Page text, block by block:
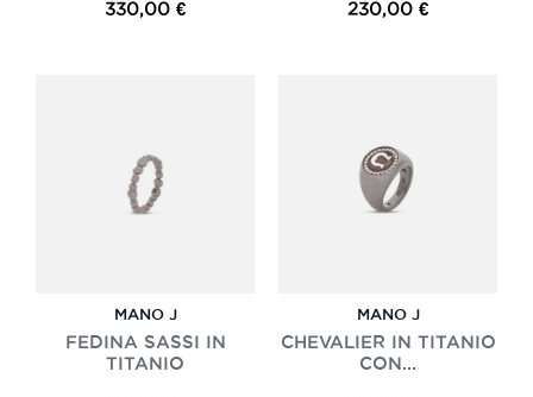
330,00 € 230,00 €
MANO J
FEDINA SASSI IN
TITANIO
MANO J
CHEVALIER IN TITANIO
CON...